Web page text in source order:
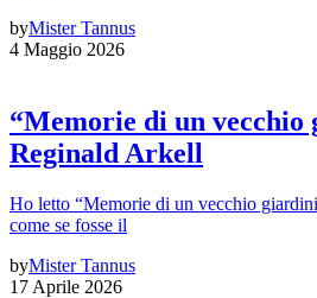
byMister Tannus
4 Maggio 2026
“Memorie di un vecchio
Reginald Arkell
Ho letto “Memorie di un vecchio
come se fosse il
byMister Tannus
17 Aprile 2026